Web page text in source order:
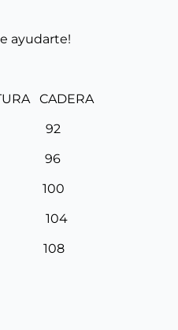
ayudarte!
CADERA
92
96
100
104
108